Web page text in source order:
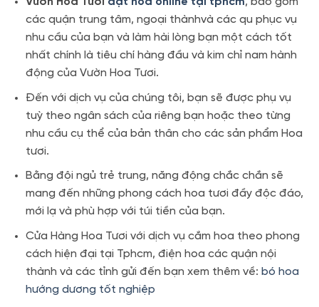
các quận trung tâm, ngoại thànhvà các qu phục vụ
nhu cầu của bạn và làm hài lòng bạn một cách tốt
nhất chính là tiêu chí hàng đầu và kim chỉ nam hành
động của Vườn Hoa Tươi.
Đến với dịch vụ của chúng tôi, bạn sẽ được phụ vụ
tuỳ theo ngân sách của riêng bạn hoặc theo từng
nhu cầu cụ thể của bản thân cho các sản phẩm Hoa
tươi.
Bằng đội ngủ trẻ trung, năng động chắc chắn sẽ
mang đến những phong cách hoa tươi đầy độc đáo,
mới lạ và phù hợp với túi tiền của bạn.
Cửa Hàng Hoa Tươi với dịch vụ cắm hoa theo phong
cách hiện đại tại Tphcm, điện hoa các quận nội
thành và các tỉnh gửi đến bạn xem thêm về: bó hoa
hướng dương tốt nghiệp